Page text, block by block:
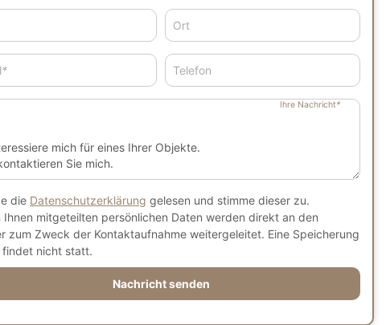
Ort
* Telefon
Ihre Nachricht*
die Datenschutzerklärung gelesen und stimme dieser zu.
Ihnen mitgeteilten persönlichen Daten werden direkt an den
zum Zweck der Kontaktaufnahme weitergeleitet. Eine Speicherung
findet nicht statt.
Nachricht senden